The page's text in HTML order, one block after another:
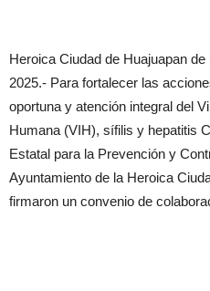
Heroica Ciudad de Huajuapan
2025.- Para fortalecer las
oportuna y atención integral del
Humana (VIH), sífilis y hepatitis
Estatal para la Prevención y
Ayuntamiento de la Heroica
firmaron un convenio de